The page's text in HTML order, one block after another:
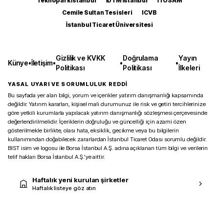
Cemile Sultan Tesisleri
ICVB
İstanbul Ticaret Üniversitesi
Künye•İletişim•
Gizlilik ve KVKK
Politikası
•
Doğrulama
Politikası
•
Yayın
İlkeleri
YASAL UYARI VE SORUMLULUK REDDİ
Bu sayfada yer alan bilgi, yorum ve içerikler yatırım danışmanlığı kapsamında
değildir. Yatırım kararları, kişisel mali durumunuz ile risk ve getiri tercihlerinize
göre yetkili kurumlarla yapılacak yatırım danışmanlığı sözleşmesi çerçevesinde
değerlendirilmelidir. İçeriklerin doğruluğu ve güncelliği için azami özen
gösterilmekle birlikte, olası hata, eksiklik, gecikme veya bu bilgilerin
kullanımından doğabilecek zararlardan İstanbul Ticaret Odası sorumlu değildir.
BIST isim ve logosu ile Borsa İstanbul A.Ş. adına açıklanan tüm bilgi ve verilerin
telif hakları Borsa İstanbul A.Ş.’ye aittir.
Haftalık yeni kurulan şirketler
Haftalık listeye göz atın